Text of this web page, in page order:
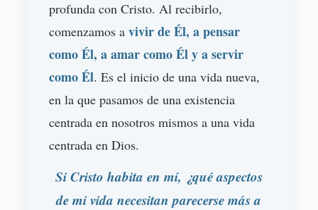
profunda con Cristo. Al recibirlo,
comenzamos a vivir de Él, a pensar
como Él, a amar como Él y a servir
como Él. Es el inicio de una vida nueva,
en la que pasamos de una existencia
centrada en nosotros mismos a una vida
centrada en Dios.
Si Cristo habita en mí, ¿qué aspectos
de mi vida necesitan parecerse más a